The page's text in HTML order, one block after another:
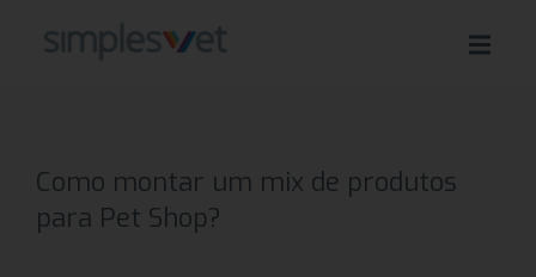
Como montar um mix de produtos
para Pet Shop?